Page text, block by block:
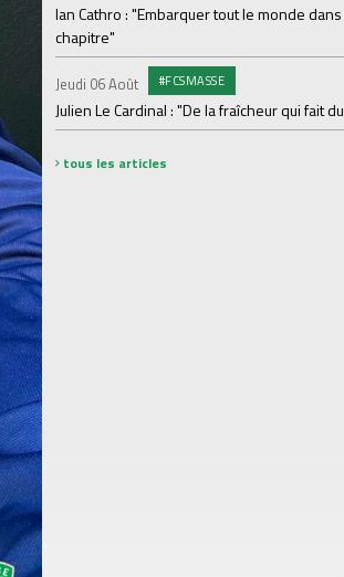
Ian Cathro : "Embarquer tout le monde
chapitre"
Jeudi 06 Août #FCSMASSE
Julien Le Cardinal : "De la fraîcheur qui fait
tous les articles